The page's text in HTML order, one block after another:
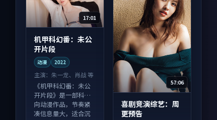
17:01
机甲科幻番：未公
开片段
动漫 2022
主演： 朱一龙、肖战 等
《机甲科幻番：未公
开片段》是一部科幻
向动漫作品，节奏紧
凑信息量大，适合沉
57:06
喜剧竞演综艺：周
更预告